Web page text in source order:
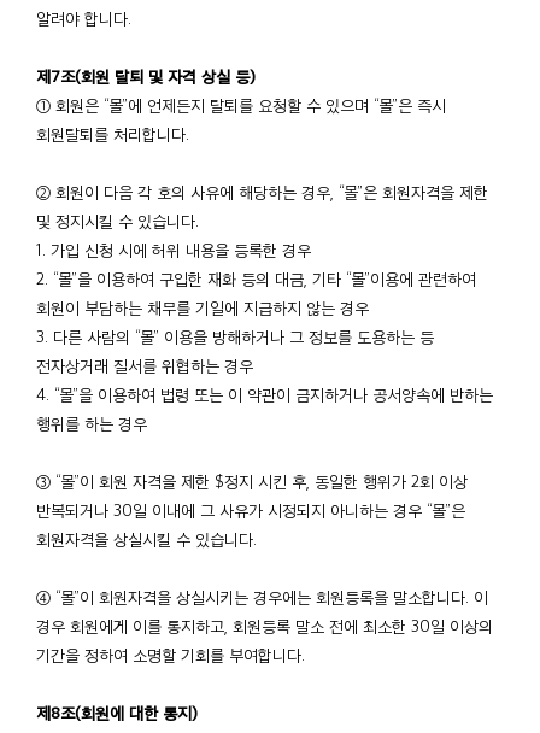
알려야 합니다.
제7조(회원 탈퇴 및 자격 상실 등)
① 회원은 “몰”에 언제든지 탈퇴를 요청할 수 있으며 “몰”은 즉시
회원탈퇴를 처리합니다.
② 회원이 다음 각 호의 사유에 해당하는 경우, “몰”은 회원자격을 제한
및 정지시킬 수 있습니다.
1. 가입 신청 시에 허위 내용을 등록한 경우
2. “몰”을 이용하여 구입한 재화 등의 대금, 기타 “몰”이용에 관련하여
회원이 부담하는 채무를 기일에 지급하지 않는 경우
3. 다른 사람의 “몰” 이용을 방해하거나 그 정보를 도용하는 등
전자상거래 질서를 위협하는 경우
4. “몰”을 이용하여 법령 또는 이 약관이 금지하거나 공서양속에 반하는
행위를 하는 경우
③ “몰”이 회원 자격을 제한 $정지 시킨 후, 동일한 행위가 2회 이상
반복되거나 30일 이내에 그 사유가 시정되지 아니하는 경우 “몰”은
회원자격을 상실시킬 수 있습니다.
④ “몰”이 회원자격을 상실시키는 경우에는 회원등록을 말소합니다. 이
경우 회원에게 이를 통지하고, 회원등록 말소 전에 최소한 30일 이상의
기간을 정하여 소명할 기회를 부여합니다.
제8조(회원에 대한 통지)